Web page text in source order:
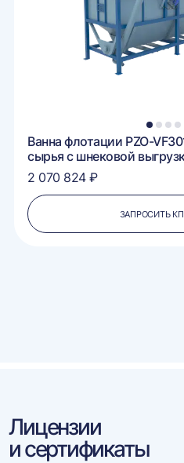
1 2 3 4
Ванна флотации PZO-
сырья с шнековой
2 070 824 ₽
ЗАПРОСИТЬ КП
Лицензии
и сертификаты